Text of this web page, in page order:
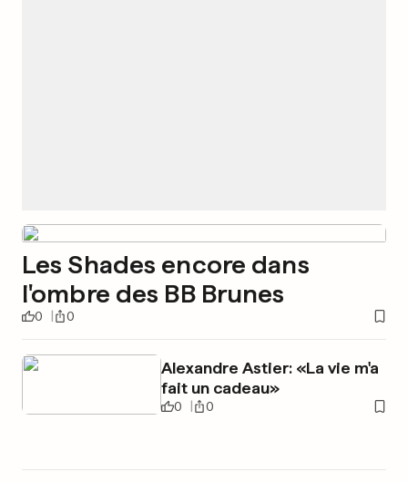
Les Shades encore dans
l'ombre des BB Brunes
0 0
Alexandre Astier: «La vie m'a
fait un cadeau»
0 0